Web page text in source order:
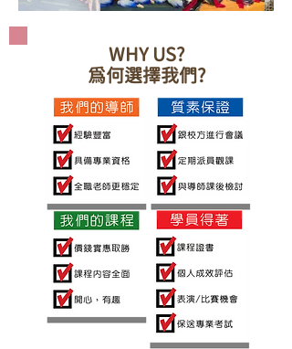
WHY US?
為何選擇我們?